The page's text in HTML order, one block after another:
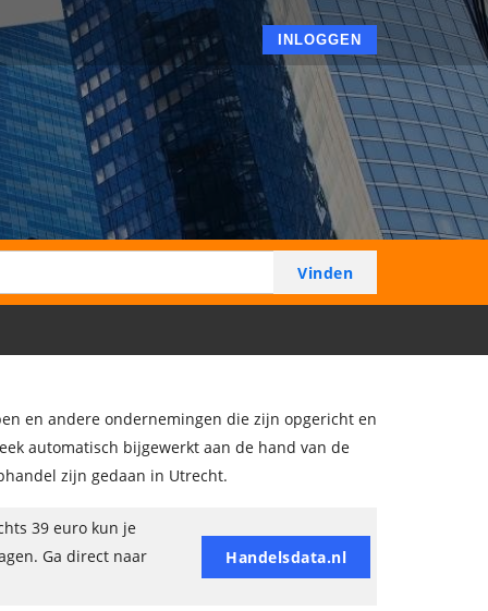
INLOGGEN
en andere ondernemingen die zijn opgericht en
automatisch bijgewerkt aan de hand van de
zijn gedaan in Utrecht.
39 euro kun je
Ga direct naar
Handelsdata.nl